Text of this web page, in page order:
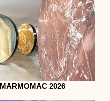
MARMOMAC 2026